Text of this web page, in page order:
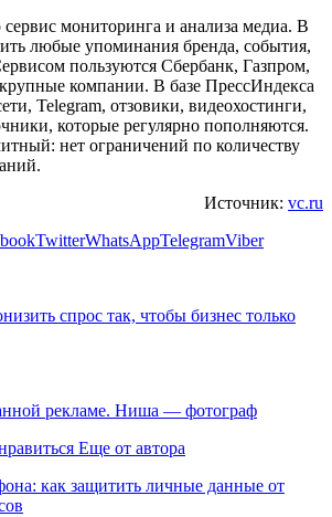
мониторинга и анализа медиа. В
любые упоминания бренда, события,
пользуются Сбербанк, Газпром,
компании. В базе ПрессИндекса
Telegram, отзовики, видеохостинги,
которые регулярно пополняются.
нет ограничений по количеству
Источник: vc.ru
TwitterWhatsAppTelegramViber
спрос так, чтобы бизнес только
рекламе. Ниша — фотограф
Еще от автора
как защитить личные данные от